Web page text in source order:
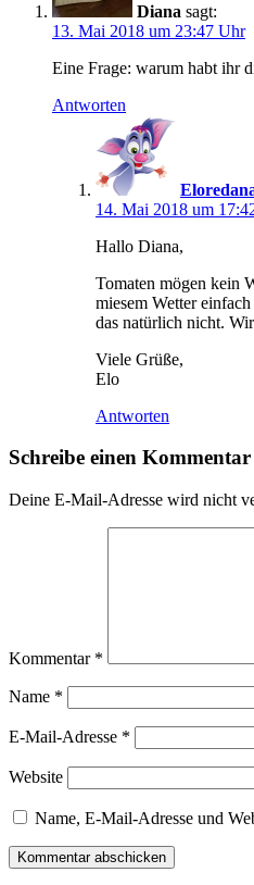
Diana sagt:
13. Mai 2018 um 23:47 Uhr
Eine Frage: warum habt ihr
Antworten
14. Mai 2018 um
Hallo Diana,
Tomaten mögen kein
miesem Wetter
das natürlich nicht.
Viele Grüße,
Elo
Antworten
Schreibe einen Kommentar
Deine E-Mail-Adresse wird nicht
Kommentar *
Name *
E-Mail-Adresse *
Website
Name, E-Mail-Adresse und